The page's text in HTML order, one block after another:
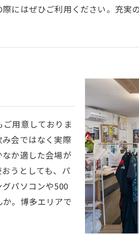
にはぜひご利用ください。充実
用意しておりま
会ではなく実際
か適した会場が
うとしても、パ
パソコンや500
。博多エリアで